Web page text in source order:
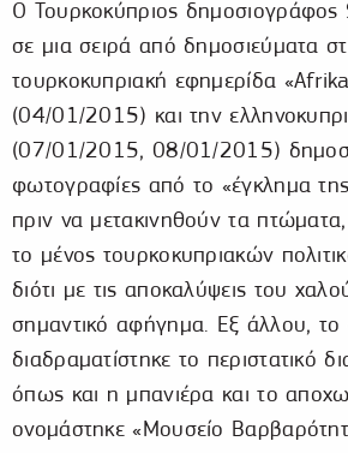
Ο Τουρκοκύπριος δημοσιογράφος
σε μια σειρά από δημοσιεύματα
τουρκοκυπριακή εφημερίδα
(04/01/2015) και την
(07/01/2015, 08/01/2015)
φωτογραφίες από το «έγκλημα
πριν να μετακινηθούν τα
το μένος τουρκοκυπριακών
διότι με τις αποκαλύψεις του
σημαντικό αφήγημα. Εξ άλλου, το
διαδραματίστηκε το περιστατικό
όπως και η μπανιέρα και το
ονομάστηκε «Μουσείο